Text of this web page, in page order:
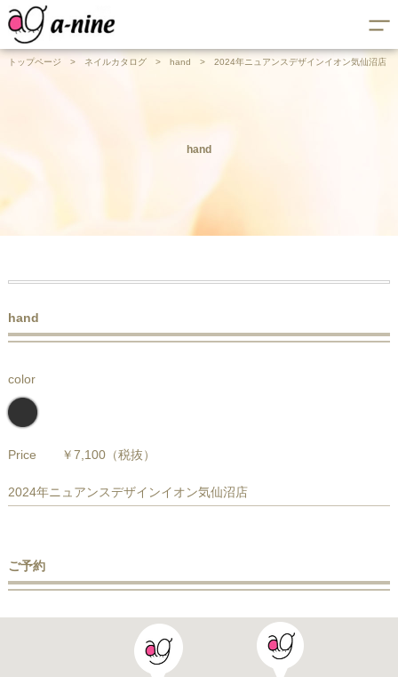
トップページ > ネイルカタログ > hand > 2024年ニュアンスデザインイオン気仙沼店
hand
hand
color
Price ￥7,100（税抜）
2024年ニュアンスデザインイオン気仙沼店
ご予約